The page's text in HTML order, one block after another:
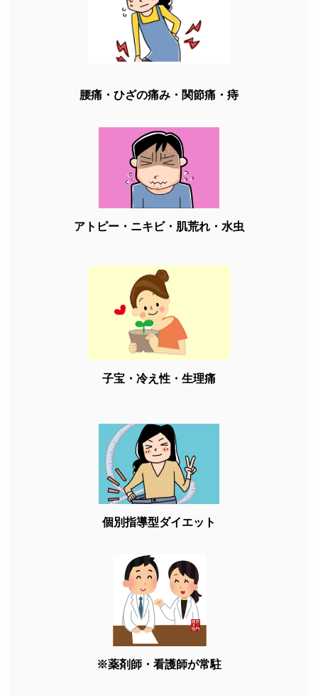
腰痛・ひざの痛み・関節痛・痔
アトピー・ニキビ・肌荒れ・水虫
子宝・冷え性・生理痛
個別指導型ダイエット
※薬剤師・看護師が常駐